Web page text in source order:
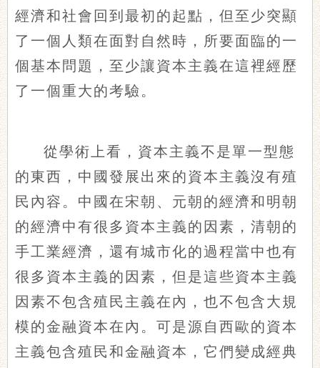
經濟和社會回到最初的起點，但至少突顯
了一個人類在面對自然時，所要面臨的一
個基本問題，至少讓資本主義在這裡經歷
了一個重大的考驗。
從學術上看，資本主義不是單一型態
的東西，中國發展出來的資本主義沒有殖
民內容。中國在宋朝、元朝的經濟和明朝
的經濟中有很多資本主義的因素，清朝的
手工業經濟，還有城市化的過程當中也有
很多資本主義的因素，但是這些資本主義
因素不包含殖民主義在內，也不包含大規
模的金融資本在內。可是源自西歐的資本
主義包含殖民和金融資本，它們變成經典